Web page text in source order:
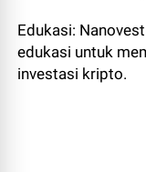
Edukasi:
edukasi untuk
investasi kripto.